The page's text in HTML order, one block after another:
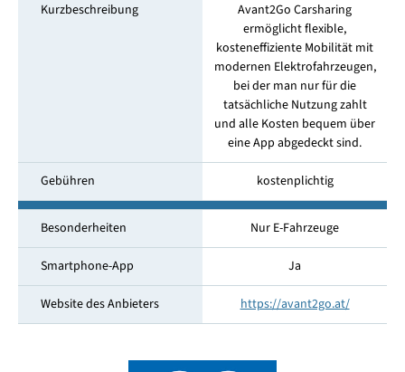
Kurzbeschreibung
Avant2Go Carsharing
ermöglicht flexible,
kosteneffiziente Mobilität mit
modernen Elektrofahrzeugen,
bei der man nur für die
tatsächliche Nutzung zahlt
und alle Kosten bequem über
eine App abgedeckt sind.
Gebühren kostenplichtig
Besonderheiten Nur E-Fahrzeuge
Smartphone-App Ja
Website des Anbieters https://avant2go.at/